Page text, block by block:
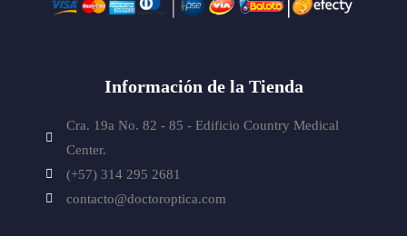
Información de la Tienda
Cra. 19a No. 82 - 85 - Edificio Country Medical
Center.
(+57) 314 295 2681
contacto@doctoroptica.com